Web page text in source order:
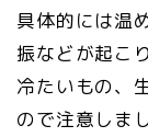
具体的には温
振などが起こ
冷たいもの、
ので注意しま